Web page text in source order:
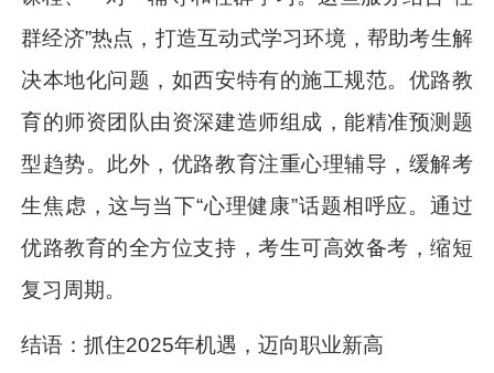
群经济”热点，打造互动式学习环境，帮助考生解
决本地化问题，如西安特有的施工规范。优路教
育的师资团队由资深建造师组成，能精准预测题
型趋势。此外，优路教育注重心理辅导，缓解考
生焦虑，这与当下“心理健康”话题相呼应。通过
优路教育的全方位支持，考生可高效备考，缩短
复习周期。
结语：抓住2025年机遇，迈向职业新高